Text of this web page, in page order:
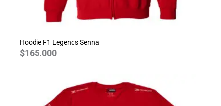
Hoodie F1 Legends Senna
$165.000